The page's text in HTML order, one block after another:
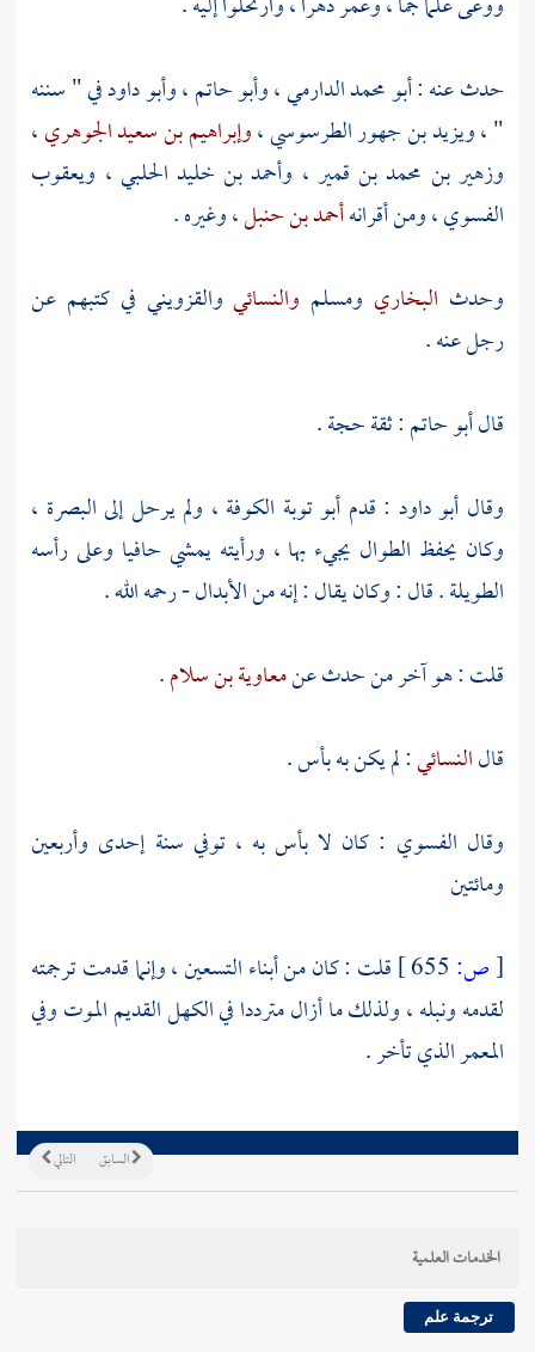
حدث عنه :أبو محمد الدارمي،وأبو حاتم،وأبو داودفي " سننه
" ،ويزيد بن جهور الطرسوسي،وإبراهيم بن سعيد الجوهري،
وزهير بن محمد بن قمير ، وأحمد بن خليد الحلبي ، ويعقوب
الفسوي، ومن أقرانهأحمد بن حنبل، وغيره .
وحدث البخاري ومسلم والنسائي والقزويني في كتبهم عن
رجل عنه .
قالأبو حاتم: ثقة حجة .
وقال أبو داود : قدم أبو توبة الكوفة ، ولم يرحل إلىالبصرة ،
وكان يحفظ الطوال يجيء بها ، ورأيته يمشي حافيا وعلى رأسه
الطويلة . قال : وكان يقال : إنه من الأبدال - رحمه الله .
قلت : هو آخر من حدث عنمعاوية بن سلام.
قالالنسائي: لم يكن به بأس .
وقال الفسوي : كان لا بأس به ، توفي سنة إحدى وأربعين
ومائتين
[ص:
قلت : كان من أبناء التسعين ، وإنما قدمت ترجمته
لقدمه ونبله ، ولذلك ما أزال مترددا في الكهل القديم الموت وفي
المعمر الذي تأخر .
التالي السابق
الخدمات العلمية
ترجمة علم